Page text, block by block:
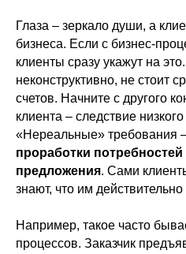
Глаза – зеркало души, а
бизнеса. Если с бизнес-
клиенты сразу укажут на
неконструктивно, не стоит
счетов. Начните с другого
клиента – следствие
«Нереальные» требования
проработки
предложения. Сами
знают, что им
Например, такое часто
процессов. Заказчик